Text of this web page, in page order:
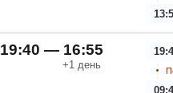
19:40 — 16:55
+1 день